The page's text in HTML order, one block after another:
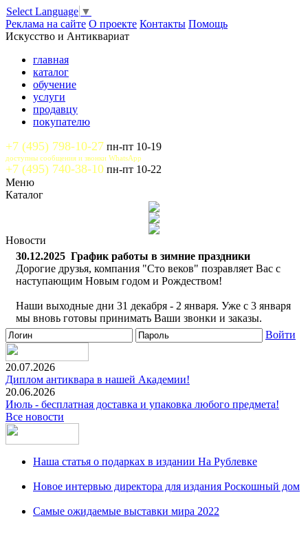
Select Language ▼
Реклама на сайте О проекте Контакты Помощь
Искусство и Антиквариат
главная
каталог
обучение
услуги
продавцу
покупателю
+7 (495) 798-10-27 пн-пт 10-19
доступны сообщения и звонки WhatsApp
+7 (495) 740-38-10 пн-пт 10-22
Меню
Каталог
Новости
30.12.2025 График работы в зимние праздники
Дорогие друзья, компания "Сто веков" позравляет Вас с
наступающим Новым годом и Рождеством!
Наши выходные дни 31 декабря - 2 января. Уже с 3 января
мы вновь готовы принимать Ваши звонки и заказы.
Войти
20.07.2026
Диплом антиквара в нашей Академии!
20.06.2026
Июль - бесплатная доставка и упаковка любого предмета!
Все новости
Наша статья о подарках в издании На Рублевке
Новое интервью директора для издания Роскошный дом
Самые ожидаемые выставки мира 2022